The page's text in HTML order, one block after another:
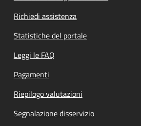
Richiedi assistenza
Statistiche del portale
Leggi le FAQ
Pagamenti
Riepilogo valutazioni
Segnalazione disservizio